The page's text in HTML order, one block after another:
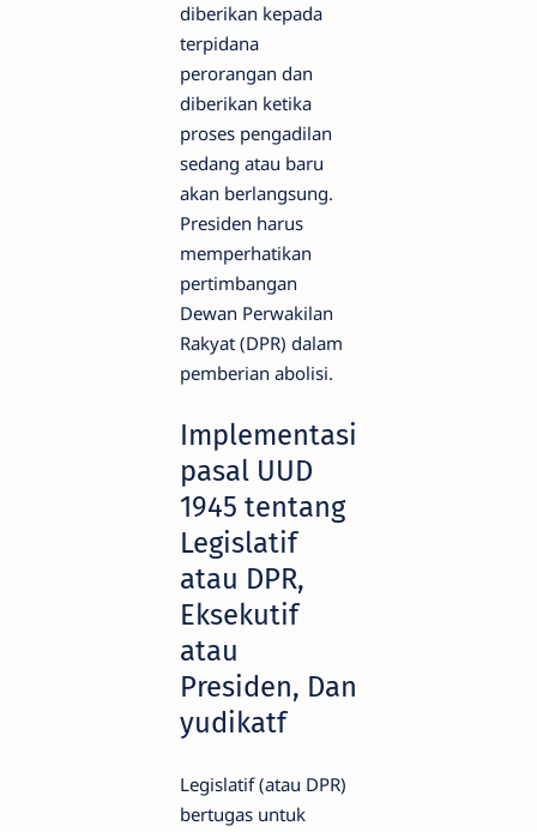
diberikan kepada
terpidana
perorangan dan
diberikan ketika
proses pengadilan
sedang atau baru
akan berlangsung.
Presiden harus
memperhatikan
pertimbangan
Dewan Perwakilan
Rakyat (DPR) dalam
pemberian abolisi.
Implementasi
pasal UUD
1945 tentang
Legislatif
atau DPR,
Eksekutif
atau
Presiden, Dan
yudikatf
Legislatif (atau DPR)
bertugas untuk